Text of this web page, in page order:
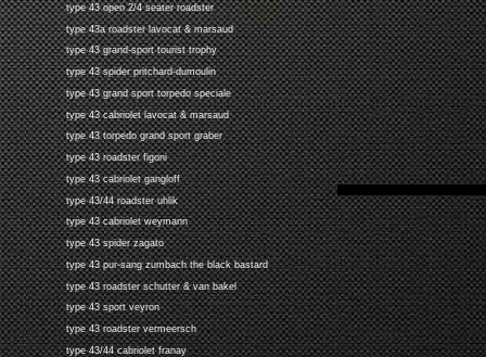
type 43 open 2/4 seater roadster
type 43a roadster lavocat & marsaud
type 43 grand-sport tourist trophy
type 43 spider pritchard-dumoulin
type 43 grand sport torpedo speciale
type 43 cabriolet lavocat & marsaud
type 43 torpedo grand sport graber
type 43 roadster figoni
type 43 cabriolet gangloff
type 43/44 roadster uhlik
type 43 cabriolet weymann
type 43 spider zagato
type 43 pur-sang zumbach the black bastard
type 43 roadster schutter & van bakel
type 43 sport veyron
type 43 roadster vermeersch
type 43/44 cabriolet franay